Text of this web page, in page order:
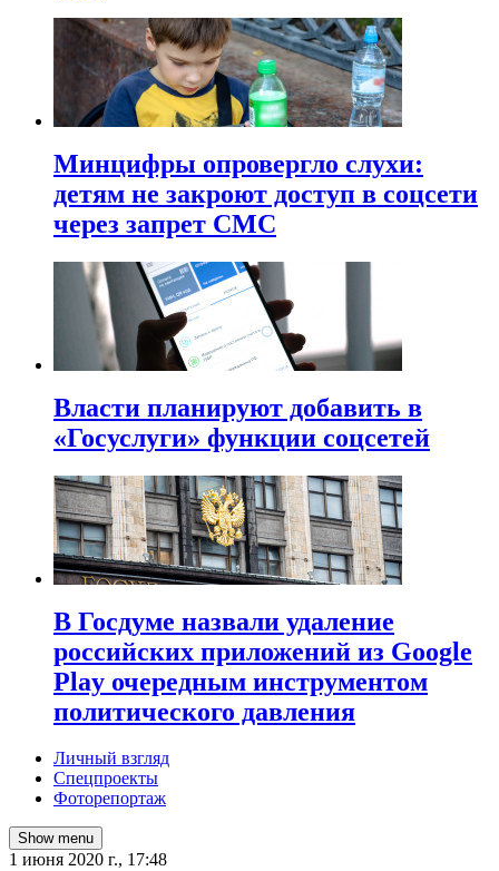
Минцифры опровергло слухи:
детям не закроют доступ в соцсети
через запрет СМС
Власти планируют добавить в
«Госуслуги» функции соцсетей
В Госдуме назвали удаление
российских приложений из Google
Play очередным инструментом
политического давления
Личный взгляд
Спецпроекты
Фоторепортаж
Show menu
1 июня 2020 г., 17:48